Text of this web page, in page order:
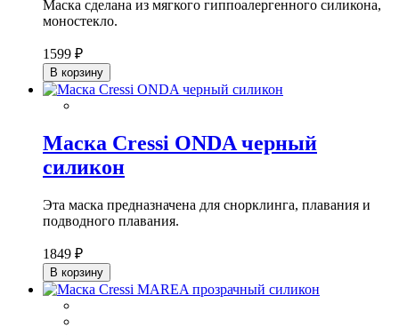
Маска сделана из мягкого гиппоалергенного силикона,
моностекло.
1599 ₽
В корзину
Маска Cressi ONDA черный
силикон
Эта маска предназначена для снорклинга, плавания и
подводного плавания.
1849 ₽
В корзину